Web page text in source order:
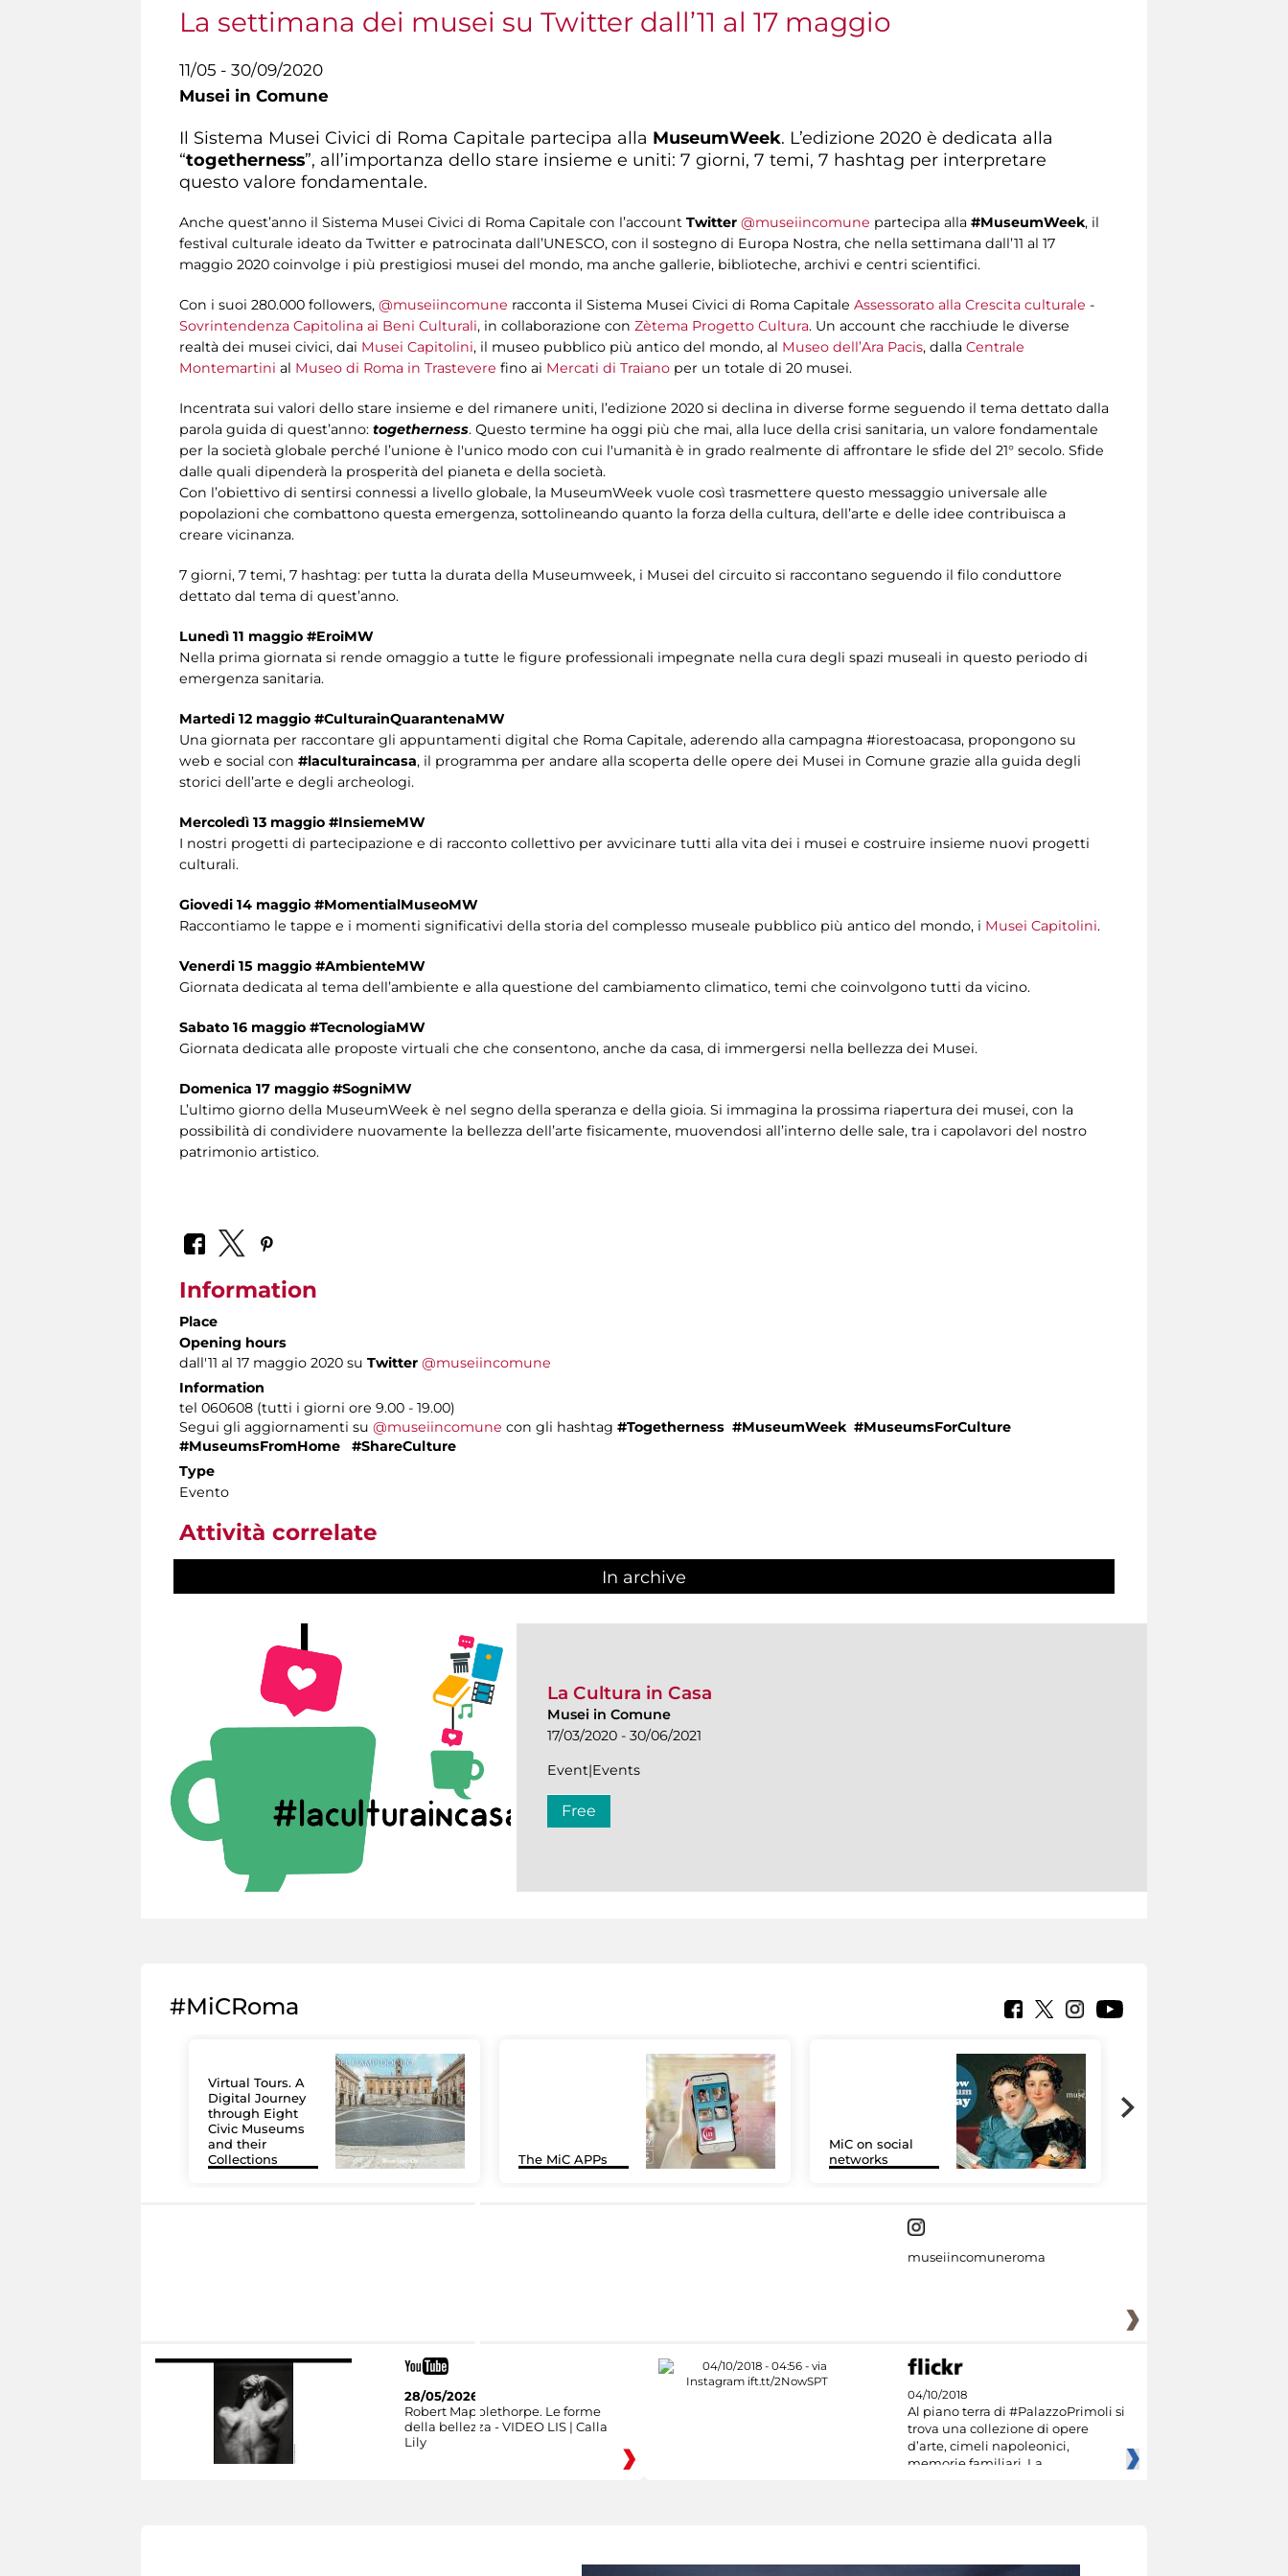
La settimana dei musei su Twitter dall’11 al 17 maggio
11/05 - 30/09/2020
Musei in Comune
Il Sistema Musei Civici di Roma Capitale partecipa alla MuseumWeek. L’edizione 2020 è dedicata alla
“togetherness”, all’importanza dello stare insieme e uniti: 7 giorni, 7 temi, 7 hashtag per interpretare
questo valore fondamentale.
Anche quest’anno il Sistema Musei Civici di Roma Capitale con l’account Twitter @museiincomune partecipa alla #MuseumWeek, il
festival culturale ideato da Twitter e patrocinata dall’UNESCO, con il sostegno di Europa Nostra, che nella settimana dall’11 al 17
maggio 2020 coinvolge i più prestigiosi musei del mondo, ma anche gallerie, biblioteche, archivi e centri scientifici.
Con i suoi 280.000 followers, @museiincomune racconta il Sistema Musei Civici di Roma Capitale Assessorato alla Crescita culturale -
Sovrintendenza Capitolina ai Beni Culturali, in collaborazione con Zètema Progetto Cultura. Un account che racchiude le diverse
realtà dei musei civici, dai Musei Capitolini, il museo pubblico più antico del mondo, al Museo dell’Ara Pacis, dalla Centrale
Montemartini al Museo di Roma in Trastevere fino ai Mercati di Traiano per un totale di 20 musei.
Incentrata sui valori dello stare insieme e del rimanere uniti, l’edizione 2020 si declina in diverse forme seguendo il tema dettato dalla
parola guida di quest’anno: togetherness. Questo termine ha oggi più che mai, alla luce della crisi sanitaria, un valore fondamentale
per la società globale perché l’unione è l'unico modo con cui l'umanità è in grado realmente di affrontare le sfide del 21° secolo. Sfide
dalle quali dipenderà la prosperità del pianeta e della società.
Con l’obiettivo di sentirsi connessi a livello globale, la MuseumWeek vuole così trasmettere questo messaggio universale alle
popolazioni che combattono questa emergenza, sottolineando quanto la forza della cultura, dell’arte e delle idee contribuisca a
creare vicinanza.
7 giorni, 7 temi, 7 hashtag: per tutta la durata della Museumweek, i Musei del circuito si raccontano seguendo il filo conduttore
dettato dal tema di quest’anno.
Lunedì 11 maggio #EroiMW
Nella prima giornata si rende omaggio a tutte le figure professionali impegnate nella cura degli spazi museali in questo periodo di
emergenza sanitaria.
Martedi 12 maggio #CulturainQuarantenaMW
Una giornata per raccontare gli appuntamenti digital che Roma Capitale, aderendo alla campagna #iorestoacasa, propongono su
web e social con #laculturaincasa, il programma per andare alla scoperta delle opere dei Musei in Comune grazie alla guida degli
storici dell’arte e degli archeologi.
Mercoledì 13 maggio #InsiemeMW
I nostri progetti di partecipazione e di racconto collettivo per avvicinare tutti alla vita dei i musei e costruire insieme nuovi progetti
culturali.
Giovedi 14 maggio #MomentialMuseoMW
Raccontiamo le tappe e i momenti significativi della storia del complesso museale pubblico più antico del mondo, i Musei Capitolini.
Venerdi 15 maggio #AmbienteMW
Giornata dedicata al tema dell’ambiente e alla questione del cambiamento climatico, temi che coinvolgono tutti da vicino.
Sabato 16 maggio #TecnologiaMW
Giornata dedicata alle proposte virtuali che che consentono, anche da casa, di immergersi nella bellezza dei Musei.
Domenica 17 maggio #SogniMW
L’ultimo giorno della MuseumWeek è nel segno della speranza e della gioia. Si immagina la prossima riapertura dei musei, con la
possibilità di condividere nuovamente la bellezza dell’arte fisicamente, muovendosi all’interno delle sale, tra i capolavori del nostro
patrimonio artistico.
Information
Place
Opening hours
dall'11 al 17 maggio 2020 su Twitter @museiincomune
Information
tel 060608 (tutti i giorni ore 9.00 - 19.00)
Segui gli aggiornamenti su @museiincomune con gli hashtag #Togetherness #MuseumWeek #MuseumsForCulture
#MuseumsFromHome #ShareCulture
Type
Evento
Attività correlate
In archive
La Cultura in Casa
Musei in Comune
17/03/2020 - 30/06/2021
Event|Events
Free
#MiCRoma
Virtual Tours. A
Digital Journey
through Eight
Civic Museums
and their
Collections
The MiC APPs
MiC on social
networks
museiincomuneroma
28/05/2026
Robert Mapplethorpe. Le forme
della bellezza - VIDEO LIS | Calla
Lily
04/10/2018
Al piano terra di #PalazzoPrimoli si
trova una collezione di opere
d’arte, cimeli napoleonici,
memorie familiari. La